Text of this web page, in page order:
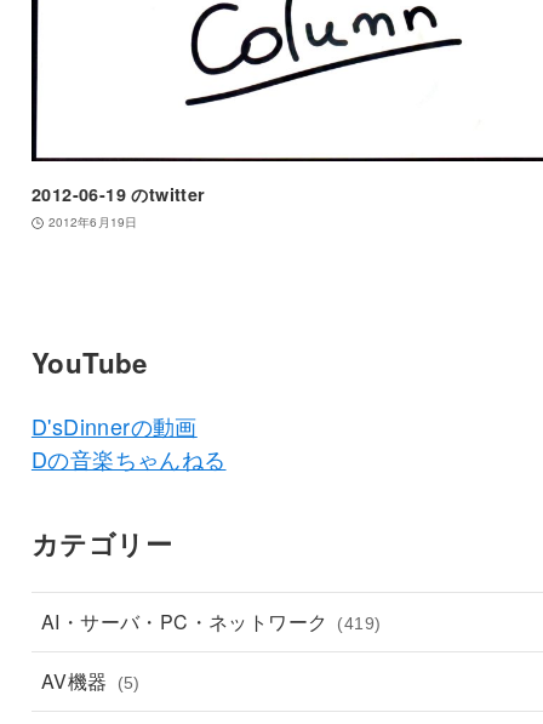
2012-06-19 のtwitter
2012年6月19日
YouTube
D'sDinnerの動画
Dの音楽ちゃんねる
カテゴリー
AI・サーバ・PC・ネットワーク (419)
AV機器 (5)